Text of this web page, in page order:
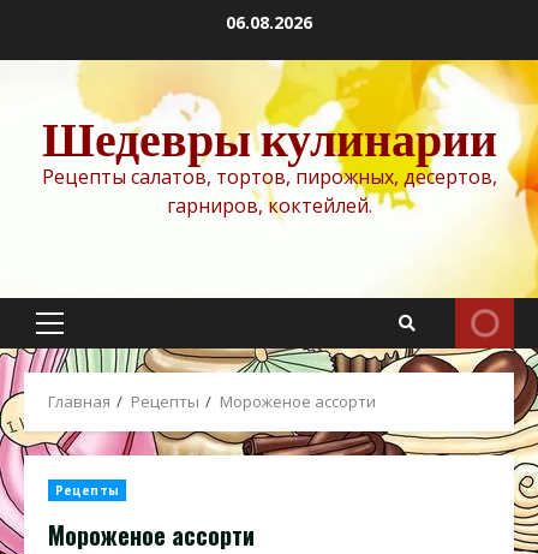
содержимому
06.08.2026
Шедевры кулинарии
Рецепты салатов, тортов, пирожных, десертов,
гарниров, коктейлей.
Основное
меню
Главная Рецепты Мороженое ассорти
Рецепты
Мороженое ассорти